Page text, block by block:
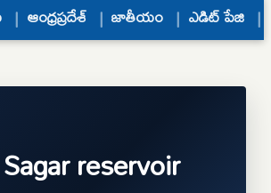
ఆంధ్రప్రదేశ్ జాతీయం ఎడిట్ పేజి
reservoir